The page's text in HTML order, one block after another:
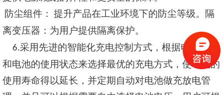
防尘组件： 提升产品在工业环境下的防尘等级。隔
离变压器：为用户提供隔离保护。
6.采用先进的智能化充电控制方式，根据电池类型
和电池的使用状态来选择最优的充电方式，使电池的
使用寿命得以延长，并定期自动对电池做充放电管